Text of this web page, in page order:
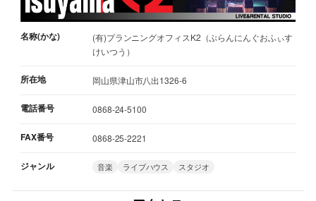
名称(かな)
(有)プランニングオフィスK2（ぷらんにんぐおふぃす
けいつう）
所在地 岡山県津山市八出1326-6
電話番号 0868-24-5100
FAX番号 0868-25-2221
ジャンル 音楽 ライブハウス スタジオ